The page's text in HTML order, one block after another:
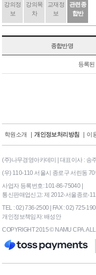
강의정
보
강의목
차
교재정
보
관련종
합반
종합반명
등록
학원소개 | 개인정보처리방침 | 이
(주)나무경영아카데미 | 대표이사 : 송
(우) 110-110 서울시 종로구 서린동
사업자 등록번호: 101-86-75040 |
통신판매업신고: 제 2012-서울종로-
TEL : 02) 736-2500 | FAX : 02) 725-
개인정보책임자: 배성안
COPYRIGHT 2015 © NAMU CPA.